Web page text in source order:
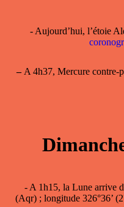
- Aujourd’hui, l’étoie
–A 4h37, Mercure contre-
- A 1h15, la Lune arrive
(Aqr) ; longitude 326°36’